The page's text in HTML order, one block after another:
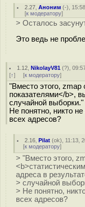
2.27 ,Аноним (-),
[к модератору]
> Осталось
Это ведь не
1.12 ,NikolayV81 (?),
[↑] [к модератору]
"Вместо этого, zmap
показателями</b>,
случайной выборки."
Не понятно, никто
всех адресов?
2.16 ,Pilat (ok), 11:13,
[к модератору]
> "Вместо этого,
адреса в
> случайной
> Не понятно,
всех адресов?